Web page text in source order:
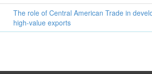
The role of Central American Trade in
high-value exports